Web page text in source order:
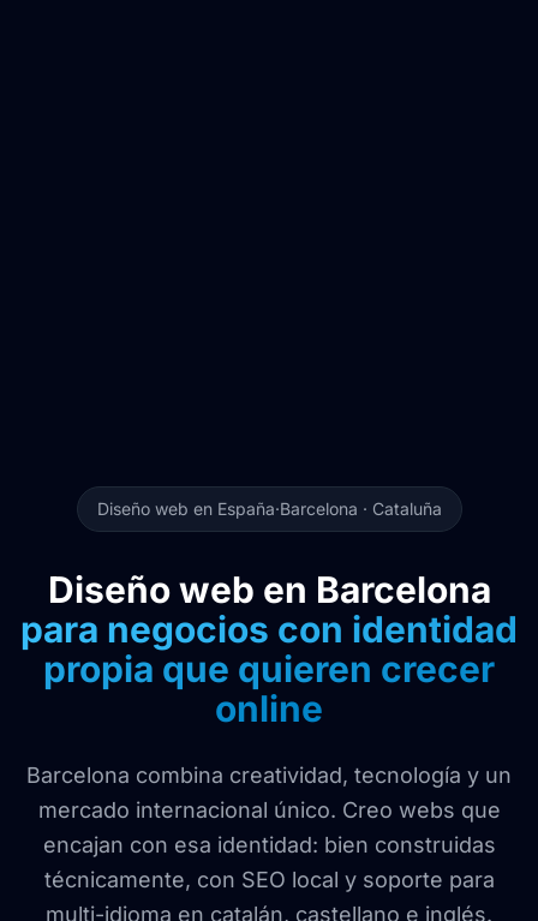
Diseño web en España·Barcelona · Cataluña
Diseño web en Barcelona
para negocios con identidad
propia que quieren crecer
online
Barcelona combina creatividad, tecnología y un
mercado internacional único. Creo webs que
encajan con esa identidad: bien construidas
técnicamente, con SEO local y soporte para
multi-idioma en catalán, castellano e inglés.